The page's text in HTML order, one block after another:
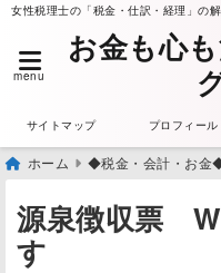
女性税理士の「税金・仕訳・経理」の
menu
お金も心
サイトマップ プロフィール
ホーム ◆税金・会計・お金
源泉徴収票
す